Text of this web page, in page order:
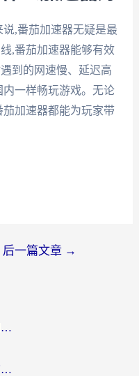
,番茄加速器无疑是最
,番茄加速器能够有效
到的网速慢、延迟高
一样畅玩游戏。无论
加速器都能为玩家带
后一篇文章 →
美国看世界杯总卡？这篇回国加速器指南帮你无缝刷国内资源（附苹果手机VPN设置步骤）
穿梭VPN好用吗？和FlashBackVPN对比哪个回国效果更好？